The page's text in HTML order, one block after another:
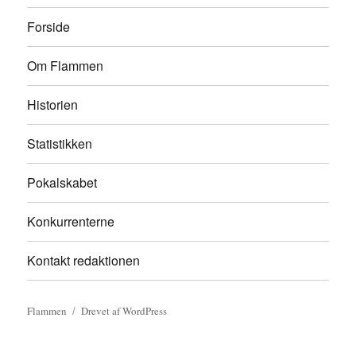
Forside
Om Flammen
Historien
Statistikken
Pokalskabet
Konkurrenterne
Kontakt redaktionen
Flammen Drevet af WordPress